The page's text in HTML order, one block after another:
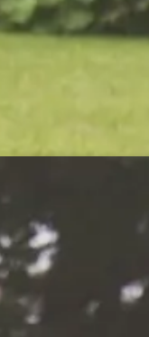
adviseren wij
aan een
hele jaar door
onderhouden: bij